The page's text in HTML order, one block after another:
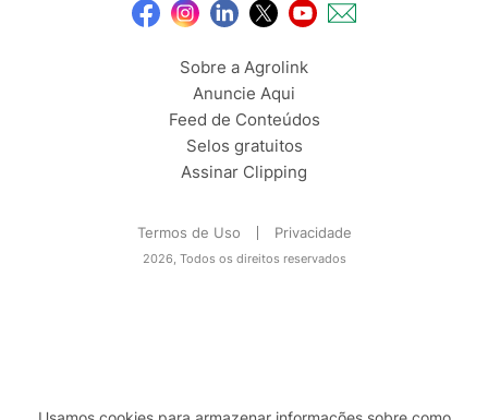
Sobre a Agrolink
Anuncie Aqui
Feed de Conteúdos
Selos gratuitos
Assinar Clipping
Termos de Uso Privacidade
2026, Todos os direitos reservados